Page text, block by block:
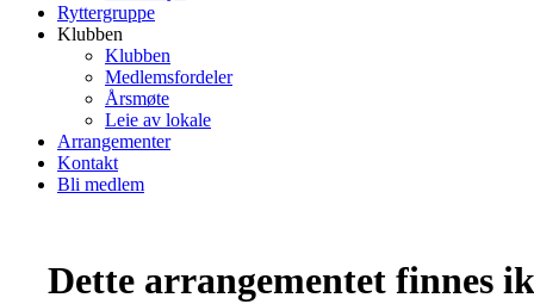
Ryttergruppe
Klubben
Klubben
Medlemsfordeler
Årsmøte
Leie av lokale
Arrangementer
Kontakt
Bli medlem
Dette arrangementet finnes